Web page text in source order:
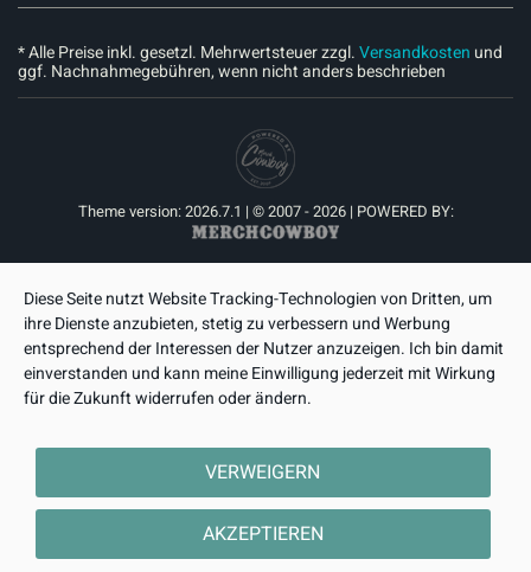
* Alle Preise inkl. gesetzl. Mehrwertsteuer zzgl.Versandkosten und
ggf. Nachnahmegebühren, wenn nicht anders beschrieben
Theme version: 2026.7.1 | © 2007 - 2026 | POWERED BY:
Diese Seite nutzt Website Tracking-Technologien von Dritten, um
ihre Dienste anzubieten, stetig zu verbessern und Werbung
entsprechend der Interessen der Nutzer anzuzeigen. Ich bin damit
einverstanden und kann meine Einwilligung jederzeit mit Wirkung
für die Zukunft widerrufen oder ändern.
VERWEIGERN
AKZEPTIEREN